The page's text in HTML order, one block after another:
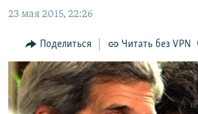
главной
Вернутся
поиску
11 ЛЕТ ОККУПАЦИИ КРЫМА. 11 ИСТОРИЙ
ЕЩЕ
ИНТЕРАКТИВ
ИНФОГРАФИКА
ТЕЛЕПРОЕКТ КРЫМ.РЕАЛИИ
РАДІО СВОБОДА
КАК ОБОЙТИ БЛОКИРОВКУ
Українською
23 мая 2015, 22:26
Поделиться Читать без VPN